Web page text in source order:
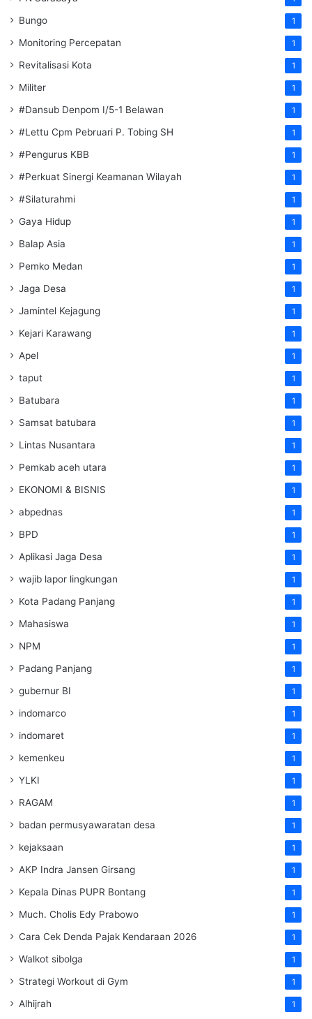
Bungo 1
Monitoring Percepatan 1
Revitalisasi Kota 1
Militer 1
#Dansub Denpom I/5-1 Belawan 1
#Lettu Cpm Pebruari P. Tobing SH 1
#Pengurus KBB 1
#Perkuat Sinergi Keamanan Wilayah 1
#Silaturahmi 1
Gaya Hidup 1
Balap Asia 1
Pemko Medan 1
Jaga Desa 1
Jamintel Kejagung 1
Kejari Karawang 1
Apel 1
taput 1
Batubara 1
Samsat batubara 1
Lintas Nusantara 1
Pemkab aceh utara 1
EKONOMI & BISNIS 1
abpednas 1
BPD 1
Aplikasi Jaga Desa 1
wajib lapor lingkungan 1
Kota Padang Panjang 1
Mahasiswa 1
NPM 1
Padang Panjang 1
gubernur BI 1
indomarco 1
indomaret 1
kemenkeu 1
YLKI 1
RAGAM 1
badan permusyawaratan desa 1
kejaksaan 1
AKP Indra Jansen Girsang 1
Kepala Dinas PUPR Bontang 1
Much. Cholis Edy Prabowo 1
Cara Cek Denda Pajak Kendaraan 2026 1
Walkot sibolga 1
Strategi Workout di Gym 1
Alhijrah 1